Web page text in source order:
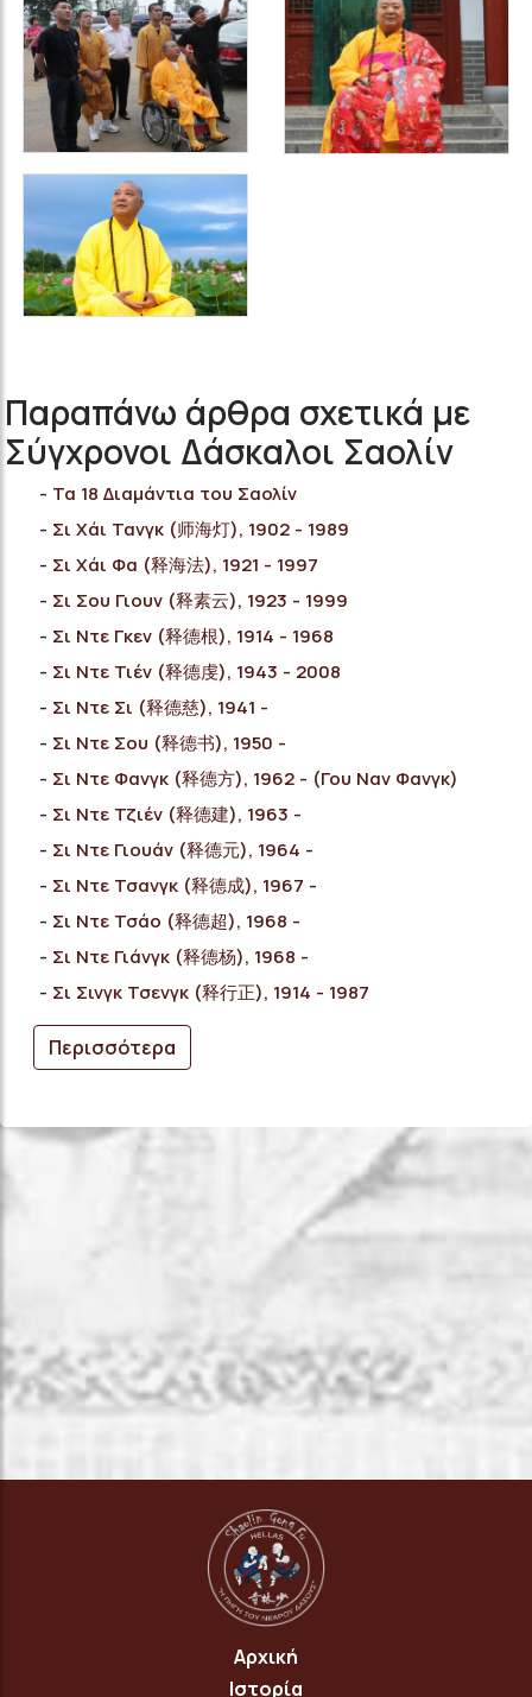
Παραπάνω άρθρα σχετικά με
Σύγχρονοι Δάσκαλοι Σαολίν
Τα 18 Διαμάντια του Σαολίν
Σι Χάι Τανγκ (师海灯), 1902 - 1989
Σι Χάι Φα (释海法), 1921 - 1997
Σι Σου Γιουν (释素云), 1923 - 1999
Σι Ντε Γκεν (释德根), 1914 - 1968
Σι Ντε Τιέν (释德虔), 1943 - 2008
Σι Ντε Σι (释德慈), 1941 -
Σι Ντε Σου (释德书), 1950 -
Σι Ντε Φανγκ (释德方), 1962 - (Γου Ναν Φανγκ)
Σι Ντε Τζιέν (释德建), 1963 -
Σι Ντε Γιουάν (释德元), 1964 -
Σι Ντε Τσανγκ (释德成), 1967 -
Σι Ντε Τσάο (释德超), 1968 -
Σι Ντε Γιάνγκ (释德杨), 1968 -
Σι Σινγκ Τσενγκ (释行正), 1914 - 1987
Περισσότερα
Αρχική
Ιστορία